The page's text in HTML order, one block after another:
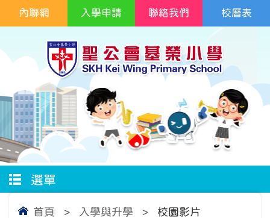
校曆表
內聯網 入學申請 聯絡我們
選單
首頁 > 入學與升學 > 校園影片